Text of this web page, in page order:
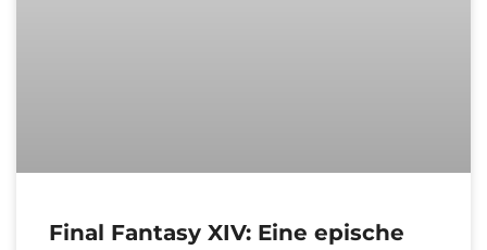
Final Fantasy XIV: Eine epische